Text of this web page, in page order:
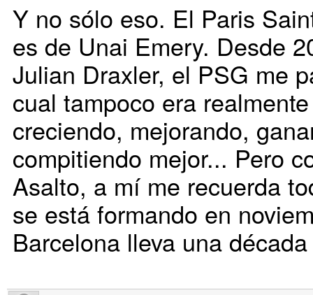
Y no sólo eso. El Paris
es de Unai Emery. Desde
Julian Draxler, el PSG me
cual tampoco era
creciendo, mejorando,
compitiendo mejor... Pero
Asalto, a mí me recuerda
se está formando en
Barcelona lleva una